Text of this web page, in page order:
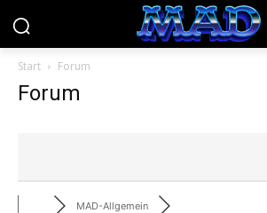
Start Forum
Forum
MAD-Allgemein